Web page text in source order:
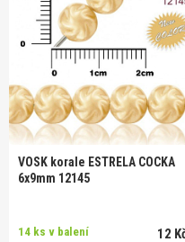
VOSK korale ESTRELA COCKA
6x9mm 12145
14 ks v balení 12